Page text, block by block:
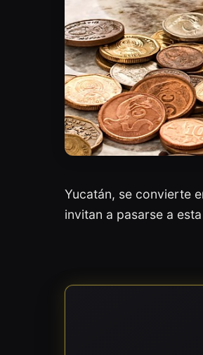
Yucatán, se convierte
invitan a pasarse a